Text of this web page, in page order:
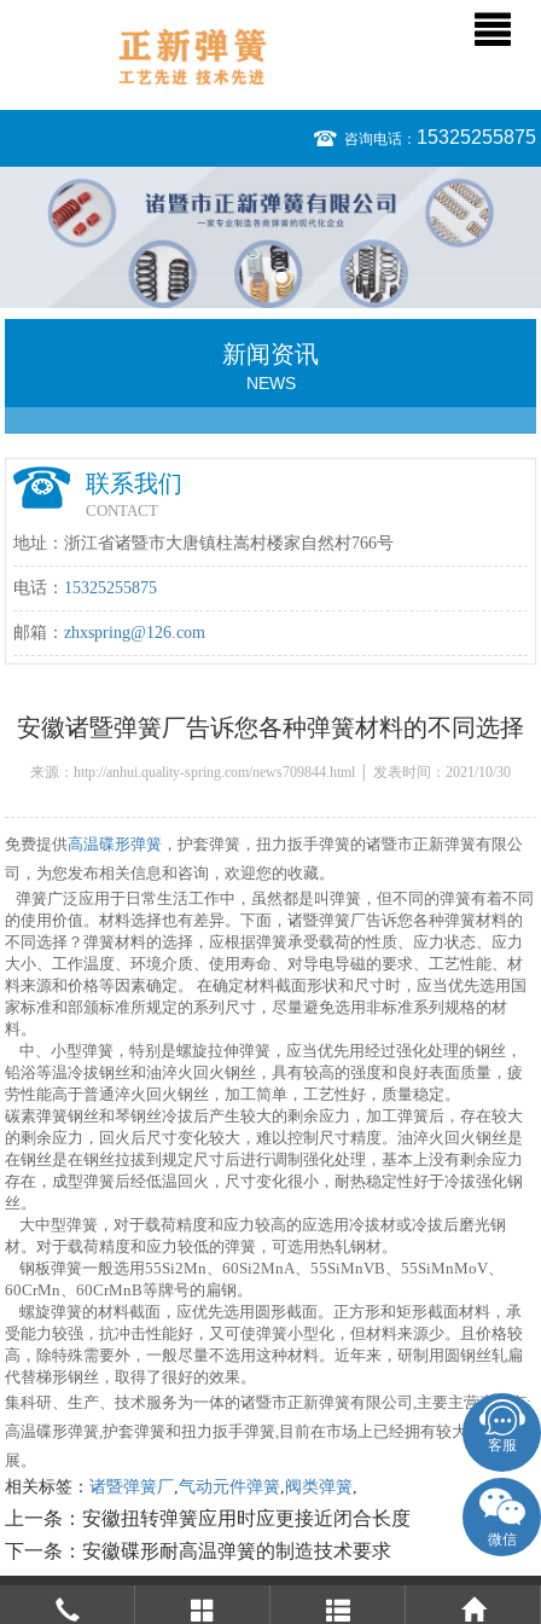
咨询电话： 15325255875
新闻资讯
NEWS
联系我们
CONTACT
地址：浙江省诸暨市大唐镇柱嵩村楼家自然村766号
电话： 15325255875
邮箱：zhxspring@126.com
安徽诸暨弹簧厂告诉您各种弹簧材料的不同选择
来源：http://anhui.quality-spring.com/news709844.html │ 发表时间：2021/10/30
免费提供高温碟形弹簧 ，护套弹簧，扭力扳手弹簧的诸暨市正新弹簧有限公
司，为您发布相关信息和咨询，欢迎您的收藏。
弹簧广泛应用于日常生活工作中，虽然都是叫弹簧，但不同的弹簧有着不同
的使用价值。材料选择也有差异。下面，诸暨弹簧厂告诉您各种弹簧材料的
不同选择？弹簧材料的选择，应根据弹簧承受载荷的性质、应力状态、应力
大小、工作温度、环境介质、使用寿命、对导电导磁的要求、工艺性能、材
料来源和价格等因素确定。
在确定材料截面形状和尺寸时，应当优先选用国
家标准和部颁标准所规定的系列尺寸，尽量避免选用非标准系列规格的材
料。
中、小型弹簧，特别是螺旋拉伸弹簧，应当优先用经过强化处理的钢丝，
铅浴等温冷拔钢丝和油淬火回火钢丝，具有较高的强度和良好表面质量，疲
劳性能高于普通淬火回火钢丝，加工简单，工艺性好，质量稳定。
碳素弹簧钢丝和琴钢丝冷拔后产生较大的剩余应力，加工弹簧后，存在较大
的剩余应力，回火后尺寸变化较大，难以控制尺寸精度。油淬火回火钢丝是
在钢丝是在钢丝拉拔到规定尺寸后进行调制强化处理，基本上没有剩余应力
存在，成型弹簧后经低温回火，尺寸变化很小，耐热稳定性好于冷拔强化钢
丝。
大中型弹簧，对于载荷精度和应力较高的应选用冷拔材或冷拔后磨光钢
材。对于载荷精度和应力较低的弹簧，可选用热轧钢材。
钢板弹簧一般选用55Si2Mn、60Si2MnA、55SiMnVB、55SiMnMoV、
60CrMn、60CrMnB等牌号的扁钢。
螺旋弹簧的材料截面，应优先选用圆形截面。正方形和矩形截面材料，承
受能力较强，抗冲击性能好，又可使弹簧小型化，但材料来源少。且价格较
高，除特殊需要外，一般尽量不选用这种材料。近年来，研制用圆钢丝轧扁
代替梯形钢丝，取得了很好的效果。
集科研、生产、技术服务为一体的诸暨市正新弹簧有限公司,主要主营产品有:
高温碟形弹簧,护套弹簧和扭力扳手弹簧,目前在市场上已经拥有较大规模和发
展。
相关标签：诸暨弹簧厂,气动元件弹簧,阀类弹簧,
上一条：安徽扭转弹簧应用时应更接近闭合长度
下一条：安徽碟形耐高温弹簧的制造技术要求
客服
微信